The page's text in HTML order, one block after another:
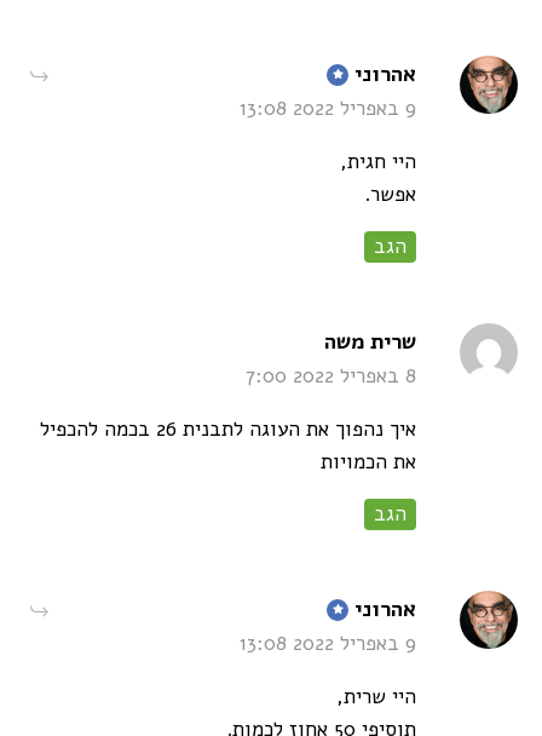
אהרוני says:
9 באפריל 2022 13:08
היי חגית,
אפשר.
הגב
שרית משה
8 באפריל 2022 7:00
איך נהפוך את העוגה לתבנית 26 בכמה להכפיל
את הכמויות
הגב
אהרוני says:
9 באפריל 2022 13:08
היי שרית,
תוסיפי 50 אחוז לכמות.